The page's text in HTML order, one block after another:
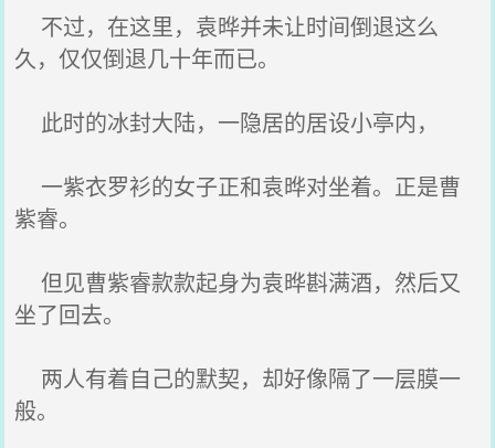
不过，在这里，袁晔并未让时间倒退这么
久，仅仅倒退几十年而已。
此时的冰封大陆，一隐居的居设小亭内，
一紫衣罗衫的女子正和袁晔对坐着。正是曹
紫睿。
但见曹紫睿款款起身为袁晔斟满酒，然后又
坐了回去。
两人有着自己的默契，却好像隔了一层膜一
般。